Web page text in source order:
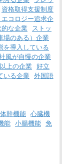
資格取得支援制度
コロジー追求企
的な企業
ストッ
場のある）企業
を導入している
風が自慢の企業
上の企業
好立
いる企業 外国語
体幹機能 心臓機
能 小腸機能 免